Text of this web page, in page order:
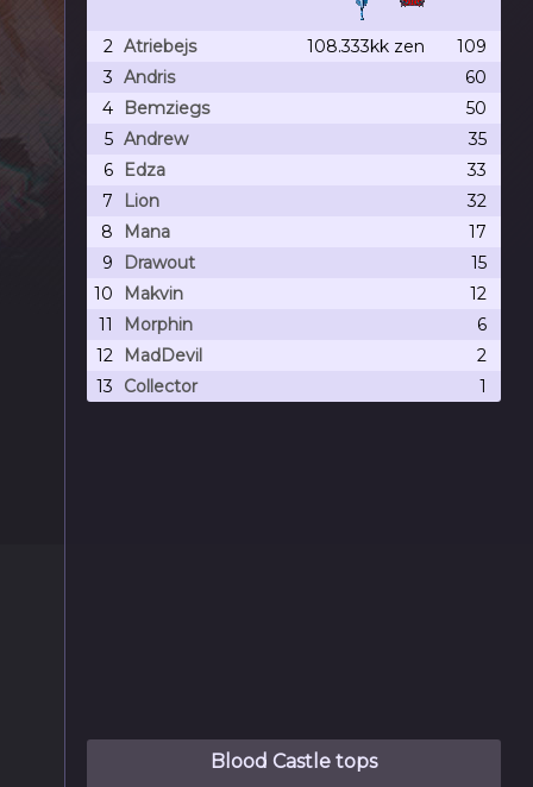
2 Atriebejs 108.333kk zen
109
3 Andris
60
4
Bemziegs
50
5 Andrew
35
6
Edza
33
7
Lion
32
8
Mana
17
9
Drawout
15
10
Makvin
12
11
Morphin
6
12
MadDevil
2
13
Collector 1
Blood Castle tops